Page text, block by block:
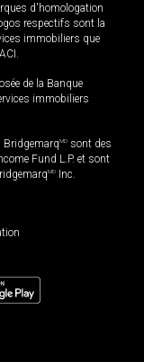
d'homologation
respectifs sont la
immobiliers que
de la Banque
immobiliers
BridgemarqMD sont des
Fund L.P. et sont
MD Inc.